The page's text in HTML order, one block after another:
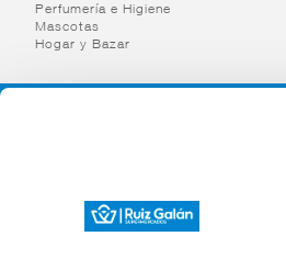
Perfumería e Higiene
Mascotas
Hogar y Bazar